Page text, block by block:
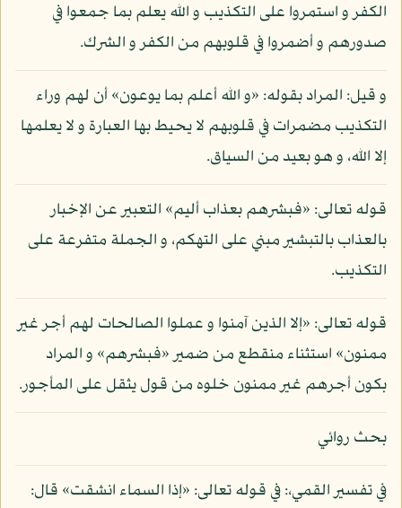
الكفر و استمروا على التكذيب و الله يعلم بما جمعوا في
صدورهم و أضمروا في قلوبهم من الكفر و الشرك.
و قيل: المراد بقوله: «و الله أعلم بما يوعون» أن لهم وراء
التكذيب مضمرات في قلوبهم لا يحيط بها العبارة و لا يعلمها
إلا الله، و هو بعيد من السياق.
قوله تعالى: «فبشرهم بعذاب أليم» التعبير عن الإخبار
بالعذاب بالتبشير مبني على التهكم، و الجملة متفرعة على
التكذيب.
قوله تعالى: «إلا الذين آمنوا و عملوا الصالحات لهم أجر غير
ممنون» استثناء منقطع من ضمير «فبشرهم» و المراد
بكون أجرهم غير ممنون خلوه من قول يثقل على المأجور.
بحث روائي
في تفسير القمي،: في قوله تعالى: «إذا السماء انشقت» قال: